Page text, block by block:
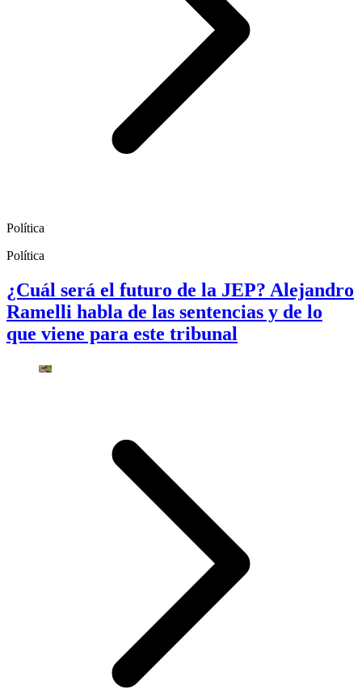
Política
Política
¿Cuál será el futuro de la JEP? Alejandro
Ramelli habla de las sentencias y de lo
que viene para este tribunal